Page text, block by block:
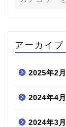
アーカイブ
2025年2月
2024年4月
2024年3月